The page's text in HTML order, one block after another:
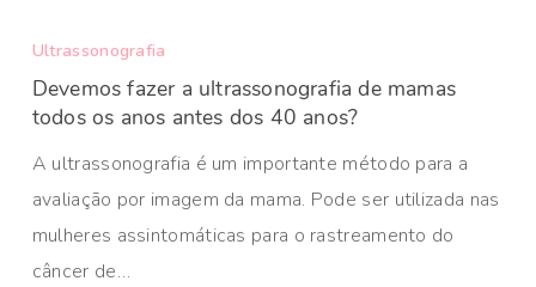
Ultrassonografia
Devemos fazer a ultrassonografia de mamas
todos os anos antes dos 40 anos?
A ultrassonografia é um importante método para a
avaliação por imagem da mama. Pode ser utilizada nas
mulheres assintomáticas para o rastreamento do
câncer de…